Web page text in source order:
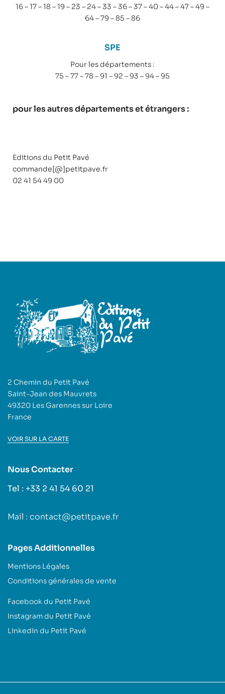
16 – 17 – 18 – 19 – 23 – 24 – 33 – 36 – 37 – 40 – 44 – 47 – 49 –
64 – 79 – 85 – 86
SPE
Pour les départements :
75 – 77 – 78 – 91 – 92 – 93 – 94 – 95
pour les autres départements et étrangers :
Editions du Petit Pavé
commande[@]petitpave.fr
02 41 54 49 00
2 Chemin du Petit Pavé
Saint-Jean des Mauvrets
49320 Les Garennes sur Loire
France
VOIR SUR LA CARTE
Nous Contacter
Tel : +33 2 41 54 60 21
Mail : contact@petitpave.fr
Pages Additionnelles
Mentions Légales
Conditions générales de vente
Facebook du Petit Pavé
Instagram du Petit Pavé
LinkedIn du Petit Pavé